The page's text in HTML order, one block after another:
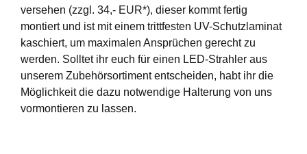
versehen (zzgl. 34,- EUR*), dieser kommt fertig
montiert und ist mit einem trittfesten UV-Schutzlaminat
kaschiert, um maximalen Ansprüchen gerecht zu
werden. Solltet ihr euch für einen LED-Strahler aus
unserem Zubehörsortiment entscheiden, habt ihr die
Möglichkeit die dazu notwendige Halterung von uns
vormontieren zu lassen.